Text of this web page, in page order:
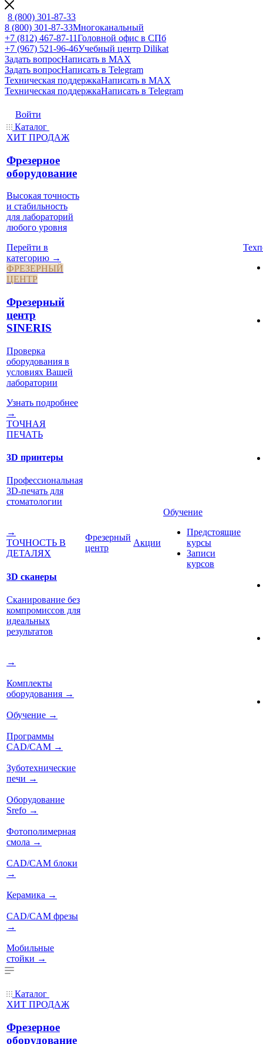
8 (800) 301-87-33
8 (800) 301-87-33Многоканальный
+7 (812) 467-87-11Головной офис в СПб
+7 (967) 521-96-46Учебный центр Dilikat
Задать вопросНаписать в MAX
Задать вопросНаписать в Telegram
Техническая поддержкаНаписать в MAX
Техническая поддержкаНаписать в Telegram
Войти
Каталог
ХИТ ПРОДАЖ
Фрезерное
оборудование
Высокая точность
и стабильность
для лабораторий
любого уровня
Перейти в
категорию →
ФРЕЗЕРНЫЙ
ЦЕНТР
Фрезерный
центр
SINERIS
Проверка
оборудования в
условиях Вашей
лаборатории
Узнать подробнее
→
ТОЧНАЯ
ПЕЧАТЬ
3D принтеры
Профессиональная
3D-печать для
стоматологии
→
ТОЧНОСТЬ В
ДЕТАЛЯХ
3D сканеры
Сканирование без
компромиссов для
идеальных
результатов
→
Комплекты
оборудования →
Обучение →
Программы
CAD/CAM →
Зуботехнические
печи →
Оборудование
Srefo →
Фотополимерная
смола →
CAD/CAM блоки
→
Керамика →
CAD/CAM фрезы
→
Мобильные
стойки →
Фрезерный
центр
Акции
Обучение
Предстоящие
курсы
Записи
курсов
Каталог
ХИТ ПРОДАЖ
Фрезерное
оборудование